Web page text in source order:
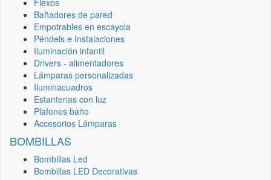
Flexos
Bañadores de pared
Empotrables en escayola
Péndels e Instalaciones
Iluminación infantil
Drivers - alimentadores
Lámparas personalizadas
Iluminacuadros
Estanterias con luz
Plafones baño
Accesorios Lámparas
BOMBILLAS
Bombillas Led
Bombillas LED Decorativas